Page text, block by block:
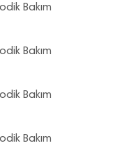
Bakım
Bakım
Bakım
Bakım